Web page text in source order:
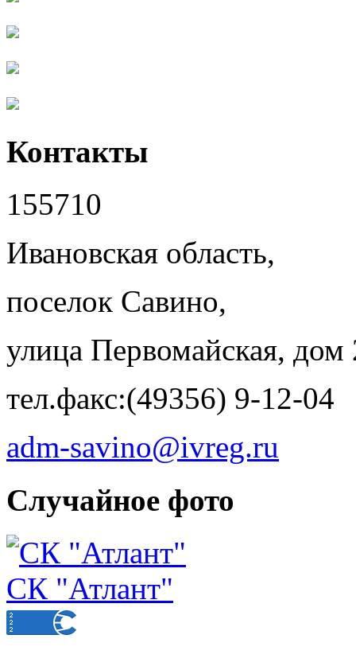
Контакты
155710
Ивановская область,
поселок Савино,
улица Первомайская, дом
тел.факс:(49356) 9-12-04
adm-savino@ivreg.ru
Случайное фото
СК "Атлант"